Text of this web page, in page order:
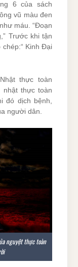
6 của sách
vũ màu đen
máu. “Đoạn
Trước khi tận
Kinh Đại
thực toàn
nhật thực toàn
đó dịch bệnh,
người dân.
nguyệt thực toàn